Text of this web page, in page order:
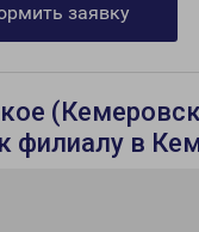
заявку
филиалу в